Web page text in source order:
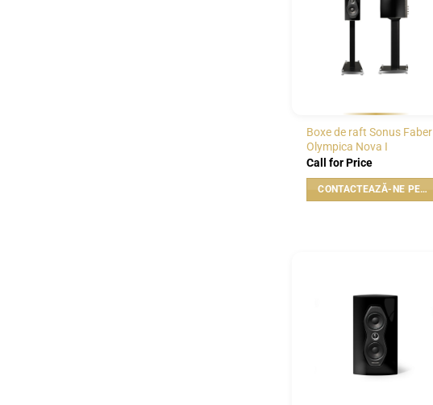
Boxe de raft Sonus Faber
Olympica Nova I
Call for Price
CONTACTEAZĂ-NE PENTRU PREȚ